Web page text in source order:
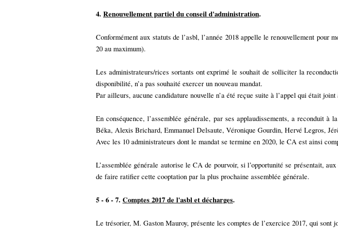
4. Renouvellement partiel du conseil d'administration.
Conformément aux statuts de l’asbl, l’année 2018 appelle le renouvellement pour
20 au maximum).
Les administrateurs/rices sortants ont exprimé le souhait de solliciter la
disponibilité, n’a pas souhaité exercer un nouveau mandat.
Par ailleurs, aucune candidature nouvelle n’a été reçue suite à l’appel qui était
En conséquence, l’assemblée générale, par ses applaudissements, a reconduit
Béka, Alexis Brichard, Emmanuel Delsaute, Véronique Gourdin, Hervé Legros,
Avec les 10 administrateurs dont le mandat se termine en 2020, le CA est ainsi
L’assemblée générale autorise le CA de pourvoir, si l’opportunité se présentait,
de faire ratifier cette cooptation par la plus prochaine assemblée générale.
5 - 6 - 7. Comptes 2017 de l'asbl et décharges.
Le trésorier, M. Gaston Mauroy, présente les comptes de l’exercice 2017, qui sont